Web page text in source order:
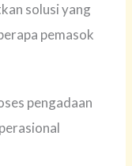
solusi yang
pemasok
pengadaan